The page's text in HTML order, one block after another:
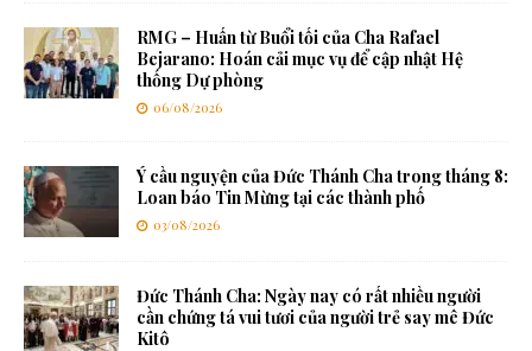
RMG – Huấn từ Buổi tối của Cha Rafael
Bejarano: Hoán cải mục vụ để cập nhật Hệ
thống Dự phòng
06/08/2026
Ý cầu nguyện của Đức Thánh Cha trong tháng 8:
Loan báo Tin Mừng tại các thành phố
03/08/2026
Đức Thánh Cha: Ngày nay có rất nhiều người
cần chứng tá vui tươi của người trẻ say mê Đức
Kitô